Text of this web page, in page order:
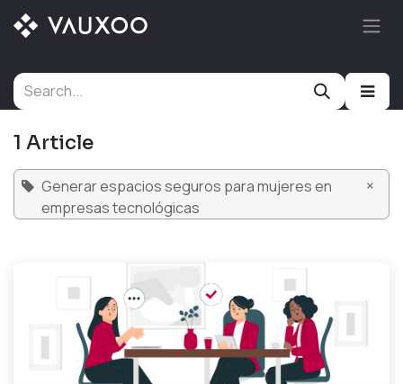
Skip to Content
1 Article
Generar espacios seguros para mujeres en
empresas tecnológicas
×